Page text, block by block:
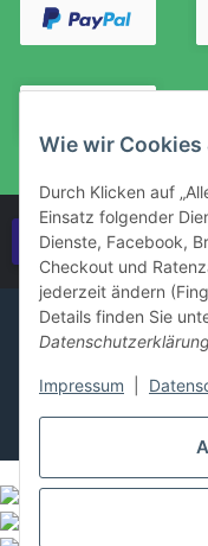
Wie wir Cookies
Durch Klicken auf
Einsatz folgender
Dienste, Facebook,
Checkout und
jederzeit ändern
Details finden Sie
Datenschutzerklärung
Impressum
Vertrag widerrufen